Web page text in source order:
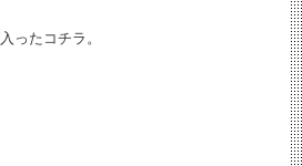
ったコチラ。